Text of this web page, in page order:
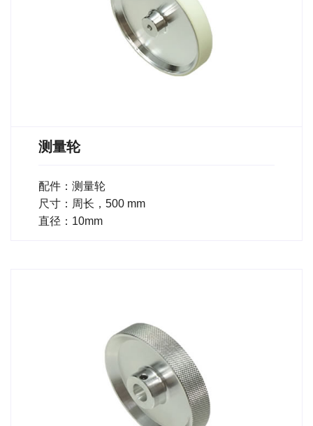
测量轮
配件：测量轮
尺寸：周长，500 mm
直径：10mm